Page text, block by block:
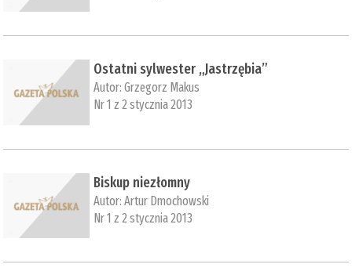
Ostatni sylwester „Jastrzębia”
Autor:Grzegorz Makus
Nr 1 z 2 stycznia 2013
Biskup niezłomny
Autor:Artur Dmochowski
Nr 1 z 2 stycznia 2013